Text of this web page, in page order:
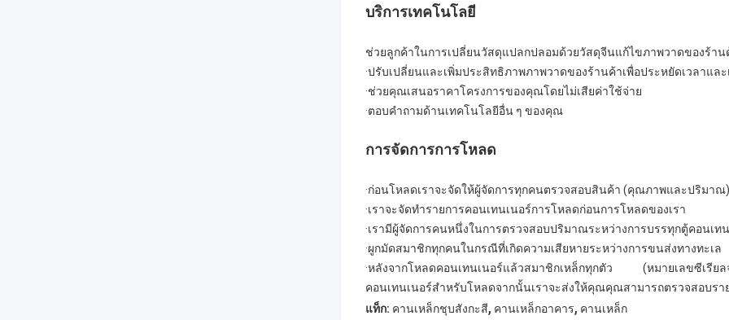
บริการเทคโนโลยี
ช่วยลูกค้าในการเปลี่ยนวัสดุแปลกปลอมด้วยวัสดุจีนแก้ไขภาพวาดของร้า
·ปรับเปลี่ยนและเพิ่มประสิทธิภาพภาพวาดของร้านค้าเพื่อประหยัดเวลาและ
·ช่วยคุณเสนอราคาโครงการของคุณโดยไม่เสียค่าใช้จ่าย
·ตอบคำถามด้านเทคโนโลยีอื่น ๆ ของคุณ
การจัดการการโหลด
·ก่อนโหลดเราจะจัดให้ผู้จัดการทุกคนตรวจสอบสินค้า (คุณภาพและปริมาณ)
·เราจะจัดทำรายการคอนเทนเนอร์การโหลดก่อนการโหลดของเรา
·เรามีผู้จัดการคนหนึ่งในการตรวจสอบปริมาณระหว่างการบรรทุกตู้คอนเท
·ผูกมัดสมาชิกทุกคนในกรณีที่เกิดความเสียหายระหว่างการขนส่งทางทะเล
·หลังจากโหลดคอนเทนเนอร์แล้วสมาชิกเหล็กทุกตัว (หมายเลขซีเรี
คอนเทนเนอร์สำหรับโหลดจากนั้นเราจะส่งให้คุณคุณสามารถตรวจสอบร
แท็ก: คานเหล็กชุบสังกะสี, คานเหล็กอาคาร, คานเหล็ก